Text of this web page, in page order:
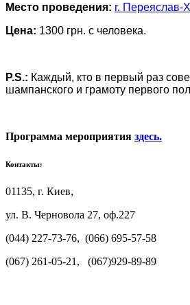
Место проведения: г. Переяслав-
Цена: 1300 грн. с человека.
P.S.: Каждый, кто в первый раз
шампанского и грамоту первого
Программа мероприятия здесь.
Контакты:
01135, г. Киев,
ул. В. Черновола 27, оф.227
(044) 227-73-76, (066) 695-57-58
(067) 261-05-21, (067)929-89-89